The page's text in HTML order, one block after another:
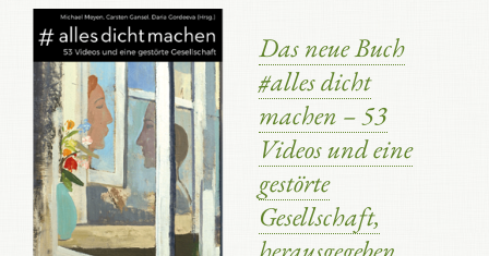
Das neue Buch
#alles dicht
machen – 53
Videos und eine
gestörte
Gesellschaft,